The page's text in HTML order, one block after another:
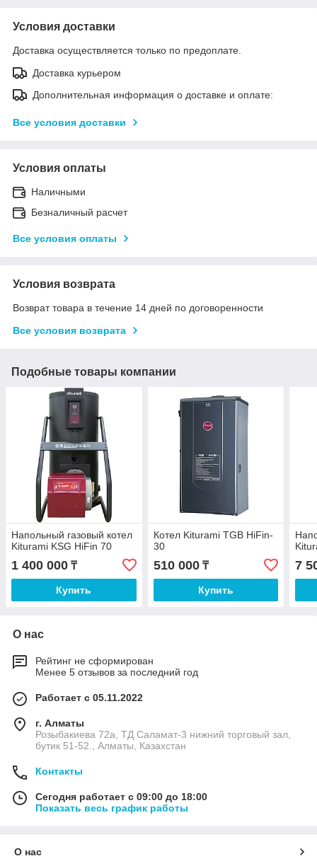
Условия доставки
Доставка осуществляется только по предоплате.
Доставка курьером
Дополнительная информация о доставке и оплате:
Все условия доставки
Условия оплаты
Наличными
Безналичный расчет
Все условия оплаты
Условия возврата
Возврат товара в течение 14 дней по договоренности
Все условия возврата
Подобные товары компании
Напольный газовый котел
Kiturami KSG HiFin 70
1 400 000 ₸
Купить
Котел Kiturami TGB HiFin-
30
510 000₸
Купить
7
О нас
Рейтинг не сформирован
Менее 5 отзывов за последний год
Работает с 05.11.2022
г. Алматы
Розыбакиева 72а, ТД Саламат-3 нижний торговый зал,
бутик 51-52., Алматы, Казахстан
Контакты
Сегодня работает с 09:00 до 18:00
Показать весь график работы
О нас